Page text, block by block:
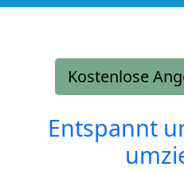
Kostenlose
Entspannt